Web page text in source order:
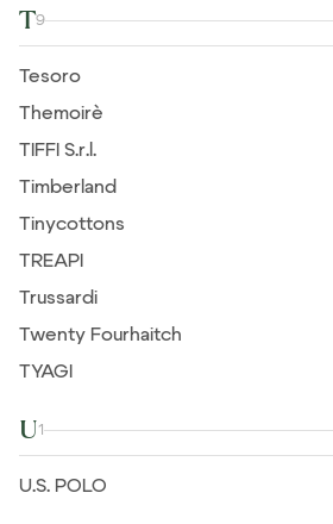
T9
Tesoro
Themoirè
TIFFI S.r.l.
Timberland
Tinycottons
TREAPI
Trussardi
Twenty Fourhaitch
TYAGI
U1
U.S. POLO